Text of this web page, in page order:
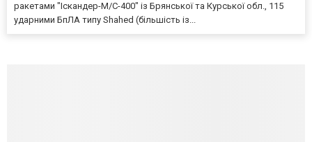
ракетами "Іскандер-М/С-400" із Брянської та Курської обл., 115
ударними БпЛА типу Shahed (більшість із...